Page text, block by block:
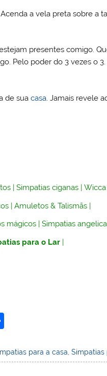
a vela preta sobre a
presentes comigo.
Pelo poder do 3 vezes o 3.
de suacasa. Jamais revele
|Simpatias ciganas |Wicca
|Amuletos & Talismãs |
mágicos |Simpatias
para o Lar |
ar
para a casa ,Simpatias